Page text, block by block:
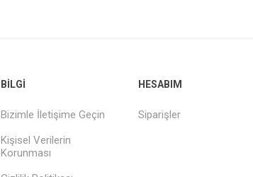
BILGI
Bizimle İletişime Geçin
Kişisel Verilerin
Korunması
HESABIM
Siparişler